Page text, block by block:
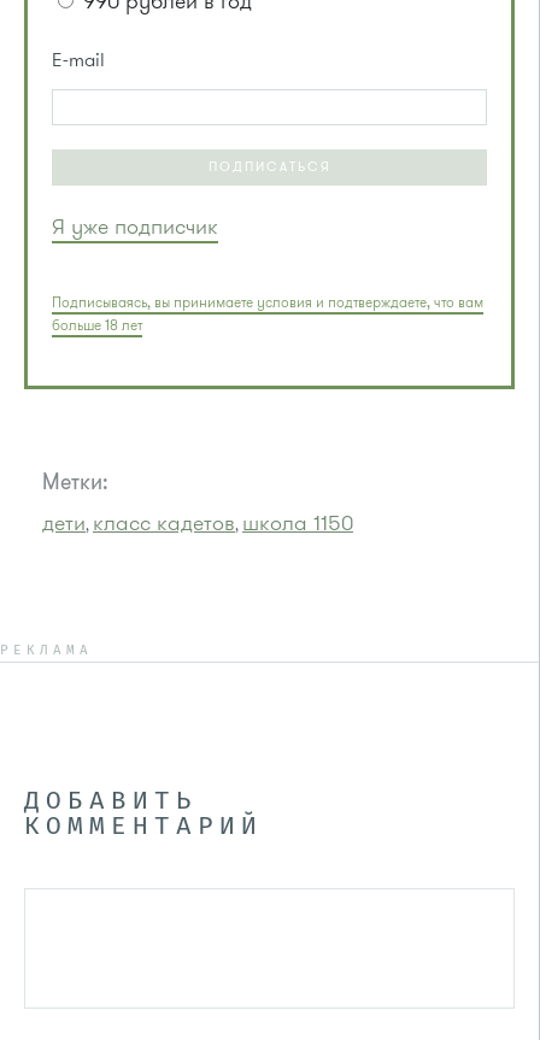
E-mail
ПОДПИСАТЬСЯ
Я уже подписчик
Подписываясь, вы принимаете условия и подтверждаете, что вам
больше 18 лет
Метки:
дети, класс кадетов, школа 1150
РЕКЛАМА
ДОБАВИТЬ
КОММЕНТАРИЙ